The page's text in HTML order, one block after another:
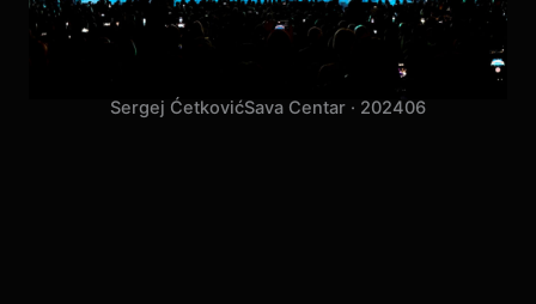
Sergej ĆetkovićSava Centar · 202406